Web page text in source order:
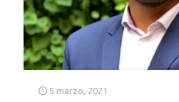
5 marzo, 2021